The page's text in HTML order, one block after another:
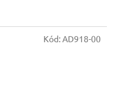
Kód:AD918-00